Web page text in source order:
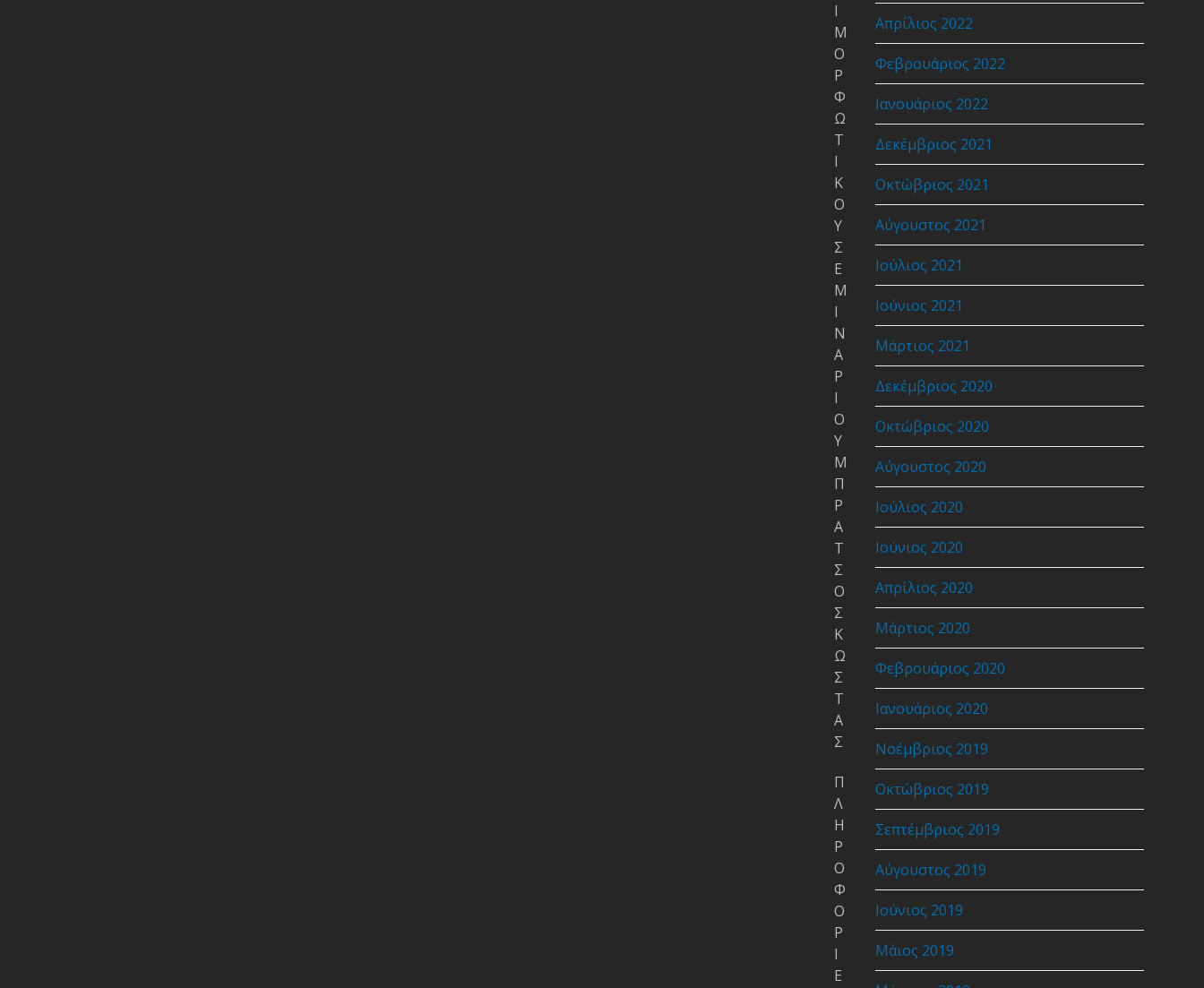
Απρίλιος 2022
Φεβρουάριος 2022
Ιανουάριος 2022
Δεκέμβριος 2021
Οκτώβριος 2021
Αύγουστος 2021
Ιούλιος 2021
Ιούνιος 2021
Μάρτιος 2021
Δεκέμβριος 2020
Οκτώβριος 2020
Αύγουστος 2020
Ιούλιος 2020
Ιούνιος 2020
Απρίλιος 2020
Μάρτιος 2020
Φεβρουάριος 2020
Ιανουάριος 2020
Νοέμβριος 2019
Οκτώβριος 2019
Σεπτέμβριος 2019
Αύγουστος 2019
Ιούνιος 2019
Μάιος 2019
Ι
Μ
Ο
Ρ
Φ
Ω
Τ
Ι
Κ
Ο
Υ
Σ
Ε
Μ
Ι
Ν
Α
Ρ
Ι
Ο
Υ
Μ
Π
Ρ
Α
Τ
Σ
Ο
Σ
Κ
Ω
Σ
Τ
Α
Σ
Π
Λ
Η
Ρ
Ο
Φ
Ο
Ρ
Ι
Ε